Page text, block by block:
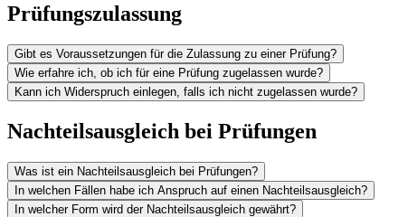
Prüfungszulassung
Gibt es Voraussetzungen für die Zulassung zu einer Prüfung?
Wie erfahre ich, ob ich für eine Prüfung zugelassen wurde?
Kann ich Widerspruch einlegen, falls ich nicht zugelassen wurde?
Nachteilsausgleich bei Prüfungen
Was ist ein Nachteilsausgleich bei Prüfungen?
In welchen Fällen habe ich Anspruch auf einen Nachteilsausgleich?
In welcher Form wird der Nachteilsausgleich gewährt?